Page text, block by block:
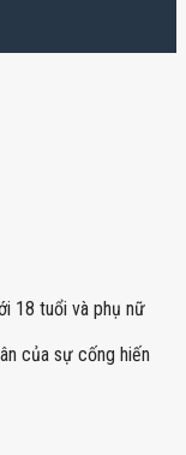
18 tuổi và phụ nữ
của sự cống hiến